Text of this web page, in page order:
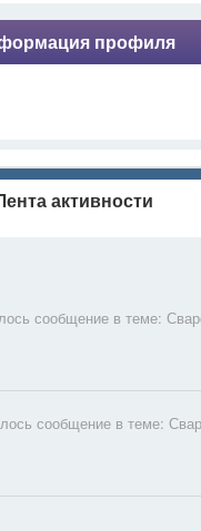
профиля
активности
сообщение в теме:
сообщение в теме: